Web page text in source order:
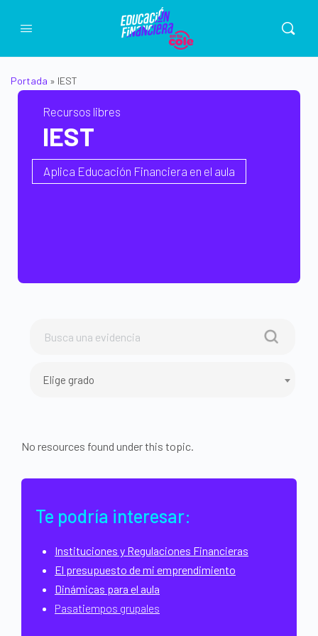
Portada » IEST
Recursos libres
IEST
Aplica Educación Financiera en el aula
Elige grado
No resources found under this topic.
Te podría interesar:
Instituciones y Regulaciones Financieras
El presupuesto de mi emprendimiento
Dinámicas para el aula
Pasatiempos grupales